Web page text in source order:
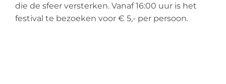
die de sfeer versterken. Vanaf 16:00 uur is het
festival te bezoeken voor € 5,- per persoon.